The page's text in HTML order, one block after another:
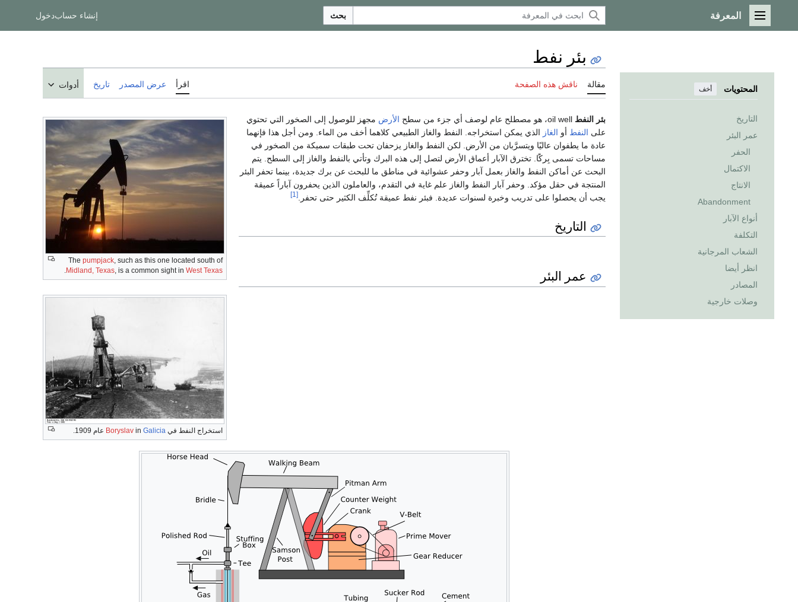
القائمة الرئيسية
المعرفة بحث إنشاء حسابدخول
المحتويات أخف
التاريخ
عمر البئر
الحفر
الاكتمال
الانتاج
Abandonment
أنواع الآبار
التكلفة
الشعاب المرجانية
انظر أيضا
المصادر
وصلات خارجية
بئر نفط
مقالة ناقش هذه الصفحة اقرأ عرض المصدر تاريخ أدوات
The pumpjack, such as this one located south of
Midland, Texas, is a common sight in West Texas
.
بئر النفط الأرض مجهز للوصول إلى الصخور التي تحتوي
على النفط أو الغاز الذي يمكن استخراجه. النفط والغاز الطبيعي كلاهما أخف من الماء. ومن أجل هذا فإنهما
عادة ما يطفوان عاليًا ويتسرَّبان من الأرض. لكن النفط والغاز يزحفان تحت طبقات سميكة من الصخور في
مساحات تسمى بِركًَا. تخترق الآبار أعماق الأرض لتصل إلى هذه البرك وتأتي بالنفط والغاز إلى السطح. يتم
البحث عن أماكن النفط والغاز بعمل آبار وحفر عشوائية في مناطق ما للبحث عن برك جديدة، بينما تحفر البئر
المنتجة في حقل مؤكد. وحفر آبار النفط والغاز علم غاية في التقدم، والعاملون الذين يحفرون آباراً عميقة
يجب أن يحصلوا على تدريب وخبرة لسنوات عديدة. فبئر نفط عميقة تُكلِّف الكثير حتى تحفر.
[1]
التاريخ
استخراج النفط في Boryslav in Galicia عام 1909.
عمر البئر